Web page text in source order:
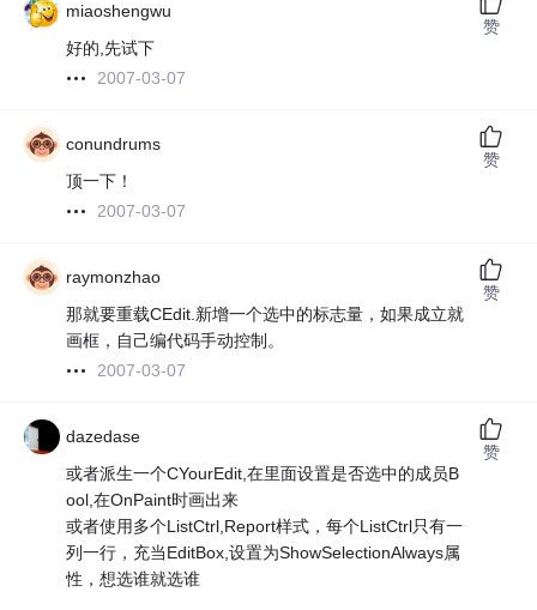
miaoshengwu
好的,先试下
2007-03-07
赞
conundrums
顶一下！
2007-03-07
赞
raymonzhao
那就要重载CEdit.新增一个选中的标志量，如果成立就
画框，自己编代码手动控制。
2007-03-07
赞
dazedase
或者派生一个CYourEdit,在里面设置是否选中的成员B
ool,在OnPaint时画出来
或者使用多个ListCtrl,Report样式，每个ListCtrl只有一
列一行，充当EditBox,设置为ShowSelectionAlways属
性，想选谁就选谁
赞